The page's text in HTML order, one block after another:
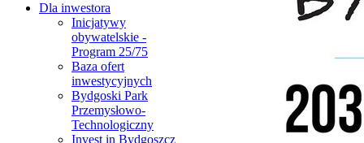
Dla inwestora
Inicjatywy
obywatelskie -
Program 25/75
Baza ofert
inwestycyjnych
Bydgoski Park
Przemysłowo-
Technologiczny
Invest in Bydgoszcz